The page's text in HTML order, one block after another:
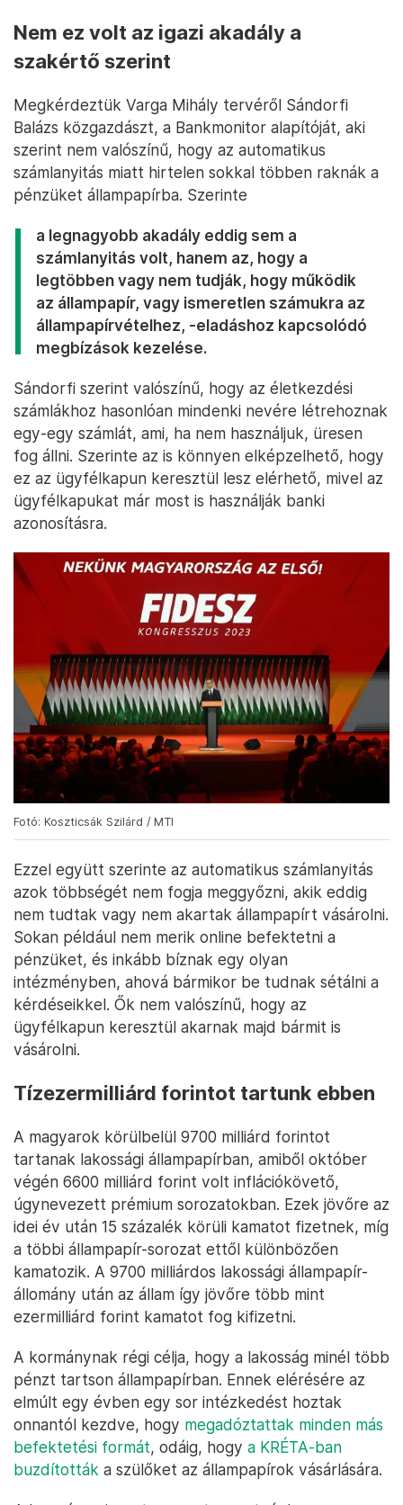
Nem ez volt az igazi akadály a
szakértő szerint
Megkérdeztük Varga Mihály tervéről Sándorfi
Balázs közgazdászt, a Bankmonitor alapítóját, aki
szerint nem valószínű, hogy az automatikus
számlanyitás miatt hirtelen sokkal többen raknák a
pénzüket állampapírba. Szerinte
a legnagyobb akadály eddig sem a
számlanyitás volt, hanem az, hogy a
legtöbben vagy nem tudják, hogy működik
az állampapír, vagy ismeretlen számukra az
állampapírvételhez, -eladáshoz kapcsolódó
megbízások kezelése.
Sándorfi szerint valószínű, hogy az életkezdési
számlákhoz hasonlóan mindenki nevére létrehoznak
egy-egy számlát, ami, ha nem használjuk, üresen
fog állni. Szerinte az is könnyen elképzelhető, hogy
ez az ügyfélkapun keresztül lesz elérhető, mivel az
ügyfélkapukat már most is használják banki
azonosításra.
Fotó: Koszticsák Szilárd / MTI
Ezzel együtt szerinte az automatikus számlanyitás
azok többségét nem fogja meggyőzni, akik eddig
nem tudtak vagy nem akartak állampapírt vásárolni.
Sokan például nem merik online befektetni a
pénzüket, és inkább bíznak egy olyan
intézményben, ahová bármikor be tudnak sétálni a
kérdéseikkel. Ők nem valószínű, hogy az
ügyfélkapun keresztül akarnak majd bármit is
vásárolni.
Tízezermilliárd forintot tartunk ebben
A magyarok körülbelül 9700 milliárd forintot
tartanak lakossági állampapírban, amiből október
végén 6600 milliárd forint volt inflációkövető,
úgynevezett prémium sorozatokban. Ezek jövőre az
idei év után 15 százalék körüli kamatot fizetnek, míg
a többi állampapír-sorozat ettől különbözően
kamatozik. A 9700 milliárdos lakossági állampapír-
állomány után az állam így jövőre több mint
ezermilliárd forint kamatot fog kifizetni.
A kormánynak régi célja, hogy a lakosság minél több
pénzt tartson állampapírban. Ennek elérésére az
elmúlt egy évben egy sor intézkedést hoztak
onnantól kezdve, hogy megadóztattak minden más
befektetési formát, odáig, hogy a KRÉTA-ban
buzdították a szülőket az állampapírok vásárlására.